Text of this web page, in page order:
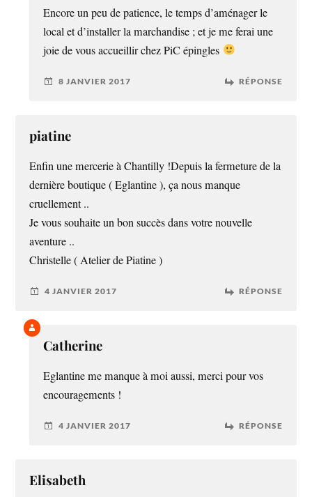
Encore un peu de patience, le temps d’aménager le
local et d’installer la marchandise ; et je me ferai une
joie de vous accueillir chez PiC épingles
8 JANVIER 2017 RÉPONSE
piatine
Enfin une mercerie à Chantilly !Depuis la fermeture de la
dernière boutique ( Eglantine ), ça nous manque
cruellement ..
Je vous souhaite un bon succès dans votre nouvelle
aventure ..
Christelle ( Atelier de Piatine )
4 JANVIER 2017 RÉPONSE
Catherine
Eglantine me manque à moi aussi, merci pour vos
encouragements !
4 JANVIER 2017 RÉPONSE
Elisabeth